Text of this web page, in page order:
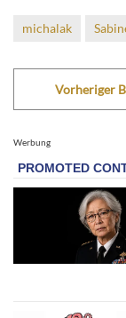
michalak
Vorheriger
Werbung